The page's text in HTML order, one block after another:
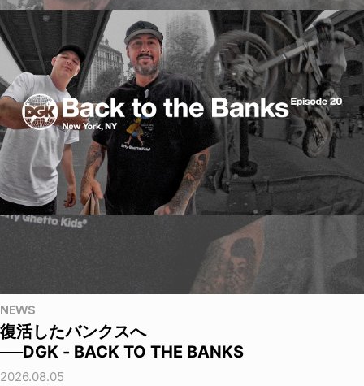
NEWS
復活したバンクスへ
──DGK - BACK TO THE BANKS
2026.08.05